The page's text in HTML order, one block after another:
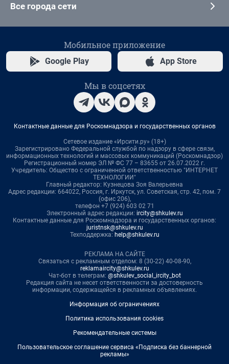
Все города сети
Мобильное приложение
Google Play App Store
Мы в соцсетях
Контактные данные для Роскомнадзора и государственных органов
Сетевое издание «Ирсити.ру» (18+)
Зарегистрировано Федеральной службой по надзору в сфере связи,
информационных технологий и массовых коммуникаций (Роскомнадзор)
Регистрационный номер ЭЛ № ФС 77 – 83655 от 26.07.2022 г.
Учредитель: Общество с ограниченной ответственностью "ИНТЕРНЕТ
ТЕХНОЛОГИИ"
Главный редактор: Кузнецова Зоя Валерьевна
Адрес редакции: 664022, Россия, г. Иркутск, ул. Советская, стр. 42, пом. 7
(офис 206),
телефон +7 (924) 603 02 71
Электронный адрес редакции: ircity@shkulev.ru
Контактные данные для Роскомнадзора и государственных органов:
juristnsk@shkulev.ru
Техподдержка: help@shkulev.ru
РЕКЛАМА НА САЙТЕ
Связаться с рекламным отделом: 8 (30-22) 40-08-90,
reklamaircity@shkulev.ru
Чат-бот в телеграм: @shkulev_social_ircity_bot
Редакция сайта не несет ответственности за достоверность
информации, содержащейся в рекламных объявлениях.
Информация об ограничениях
Политика использования cookies
Рекомендательные системы
Пользовательское соглашение сервиса «Подписка без баннерной
рекламы»